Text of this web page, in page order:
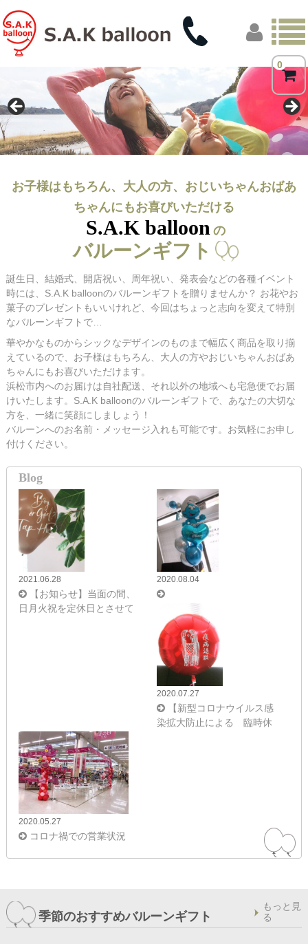
0
トップページ
商品一覧
フォトギャラリー
お客様の声
お子様はもちろん、大人の方、おじいちゃんおばあ
ちゃんにもお喜びいただける
S.A.K balloon の
バルーンギフト
誕生日、結婚式、開店祝い、周年祝い、発表会などの各種イベント
時には、S.A.K balloonのバルーンギフトを贈りませんか？ お花やお
菓子のプレゼントもいいけれど、今回はちょっと志向を変えて特別
なバルーンギフトで…
華やかなものからシックなデザインのものまで幅広く商品を取り揃
えているので、お子様はもちろん、大人の方やおじいちゃんおばあ
ちゃんにもお喜びいただけます。
浜松市内へのお届けは自社配送、それ以外の地域へも宅急便でお届
けいたします。S.A.K balloonのバルーンギフトで、あなたの大切な
方を、一緒に笑顔にしましょう！
バルーンへのお名前・メッセージ入れも可能です。お気軽にお申し
付けください。
Blog
2021.06.28
【お知らせ】当面の間、
日月火祝を定休日とさせて
2020.08.04
2020.07.27
【新型コロナウイルス感
染拡大防止による 臨時休
2020.05.27
コロナ禍での営業状況
季節のおすすめバルーンギフト
もっと見
る